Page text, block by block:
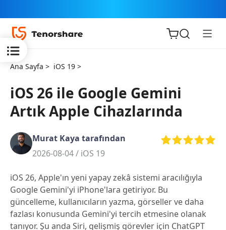
ReiBoot
PDNob
iAnyGo
Ana Sayfa > iOS 19 >
iOS 26 ile Google Gemini
Artık Apple Cihazlarında
Murat Kaya tarafından
2026-08-04 / iOS 19
iOS 26, Apple'ın yeni yapay zekâ sistemi aracılığıyla
Google Gemini'yi iPhone'lara getiriyor. Bu
güncelleme, kullanıcıların yazma, görseller ve daha
fazlası konusunda Gemini'yi tercih etmesine olanak
tanıyor. Şu anda Siri, gelişmiş görevler için ChatGPT